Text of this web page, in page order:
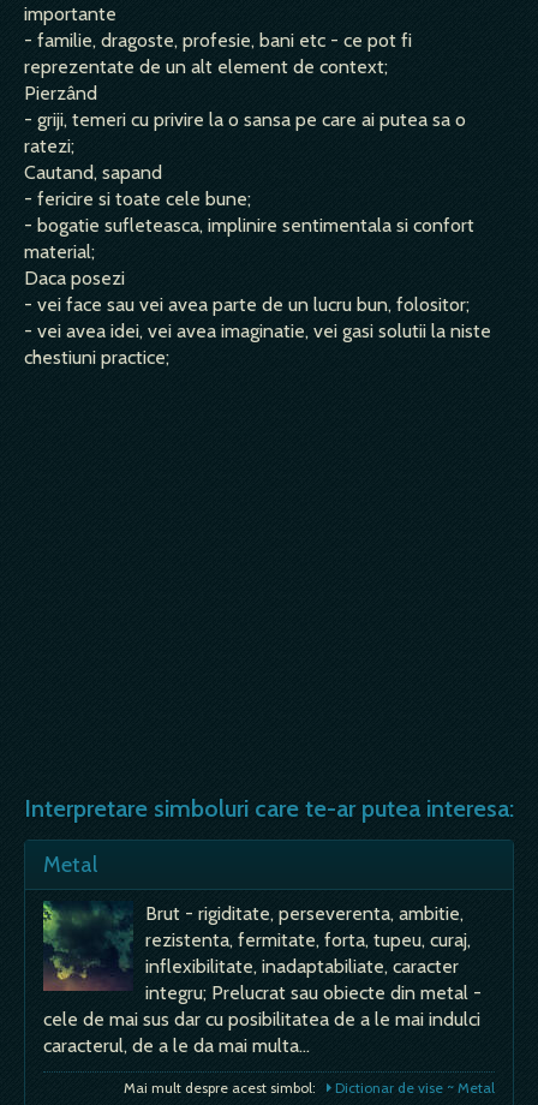
importante
- familie, dragoste, profesie, bani etc - ce pot fi
reprezentate de un alt element de context;
Pierzând
- griji, temeri cu privire la o sansa pe care ai putea sa o
ratezi;
Cautand, sapand
- fericire si toate cele bune;
- bogatie sufleteasca, implinire sentimentala si confort
material;
Daca posezi
- vei face sau vei avea parte de un lucru bun, folositor;
- vei avea idei, vei avea imaginatie, vei gasi solutii la niste
chestiuni practice;
Interpretare simboluri care te-ar putea interesa:
Metal
Brut - rigiditate, perseverenta, ambitie,
rezistenta, fermitate, forta, tupeu, curaj,
inflexibilitate, inadaptabiliate, caracter
integru; Prelucrat sau obiecte din metal -
cele de mai sus dar cu posibilitatea de a le mai indulci
caracterul, de a le da mai multa…
Mai mult despre acest simbol: Dictionar de vise ~ Metal